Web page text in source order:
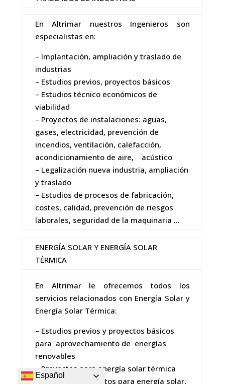
En Altrimar nuestros Ingenieros son
especialistas en:
– Implantación, ampliación y traslado de
industrias
– Estudios previos, proyectos básicos
– Estudios técnico económicos de
viabilidad
– Proyectos de instalaciones: aguas,
gases, electricidad, prevención de
incendios, ventilación, calefacción,
acondicionamiento de aire, acústico
– Legalización nueva industria, ampliación
y traslado
– Estudios de procesos de fabricación,
costes, calidad, prevención de riesgos
laborales, seguridad de la maquinaria …
ENERGÍA SOLAR Y ENERGÍA SOLAR
TÉRMICA
En Altrimar le ofrecemos todos los
servicios relacionados con Energía Solar y
Energía Solar Térmica:
– Estudios previos y proyectos básicos
para aprovechamiento de energías
renovables
– Proyectos para energía solar térmica
– Estudios y proyectos para energía solar,
Español